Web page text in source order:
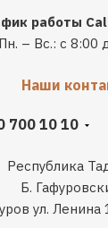
работы
Пн. – Вс.: с 8:00
Наши
700 10 10
Республика
Б.
ул.